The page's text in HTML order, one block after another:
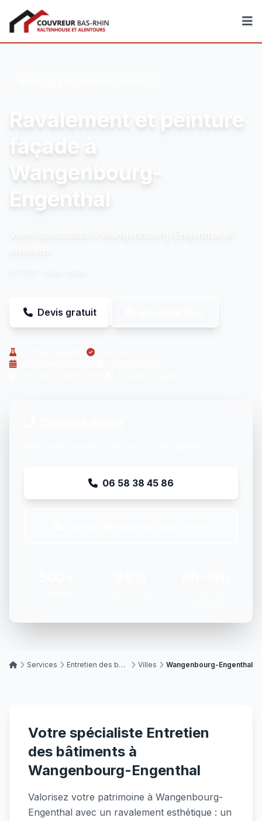
Couvreur Bas-Rhin
Ravalement et peinture
façade à
Wangenbourg-
Engenthal
Devis gratuit
06 58 38 45 86
Services Entretien des bâtiments Villes Wangenbourg-Engenthal
Votre spécialiste Entretien
des bâtiments à
Wangenbourg-Engenthal
Valorisez votre patrimoine à Wangenbourg-
Engenthal avec un ravalement esthétique : un